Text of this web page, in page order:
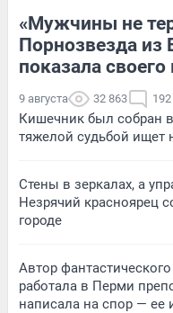
«Мужчины не
Порнозвезда из
показала
9 августа 32 863 192
Кишечник был собран
тяжелой судьбой
Стены в зеркалах, а
Незрячий красноярец
городе
Автор
работала в Перми
написала на спор — ее